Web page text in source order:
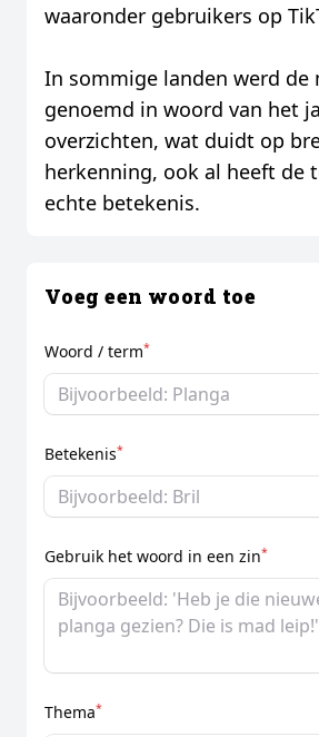
waaronder gebruikers op
In sommige landen werd de
genoemd in woord van het
overzichten, wat duidt op
herkenning, ook al heeft de
echte betekenis.
Voeg een woord toe
Woord / term*
Betekenis*
Gebruik het woord in een zin*
Thema*